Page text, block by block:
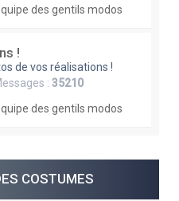
des gentils modos
!
de vos réalisations !
: 35210
des gentils modos
COSTUMES